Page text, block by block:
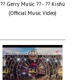
?? Gerry Music ?? - ?? Kisfiú
(Official Music Video)